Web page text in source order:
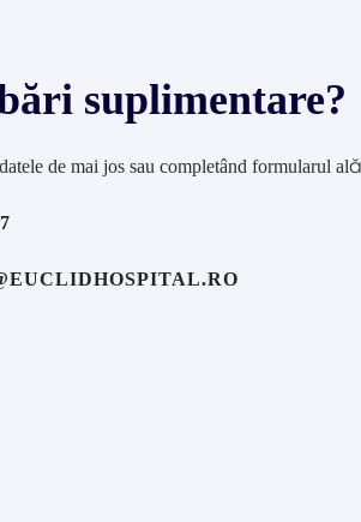
suplimentare?
de mai jos sau completând formularul